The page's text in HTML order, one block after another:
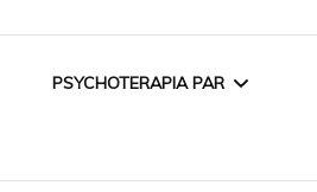
PSYCHOTERAPIA PAR